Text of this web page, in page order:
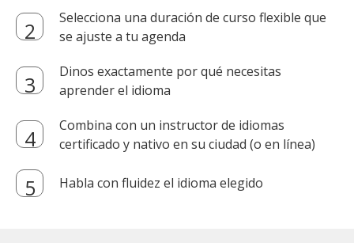
Selecciona una duración de curso flexible que
se ajuste a tu agenda
Dinos exactamente por qué necesitas
aprender el idioma
Combina con un instructor de idiomas
certificado y nativo en su ciudad (o en línea)
Habla con fluidez el idioma elegido